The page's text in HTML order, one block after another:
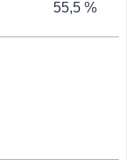
55,5 %